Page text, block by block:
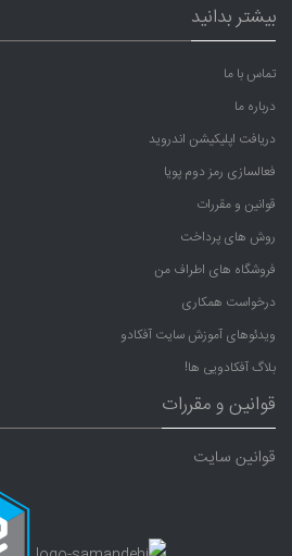
بیشتر بدانید
تماس با ما
درباره ما
دریافت اپلیکیشن اندروید
فعالسازی رمز دوم پویا
قوانین و مقررات
روش های پرداخت
فروشگاه های اطراف من
درخواست همکاری
ویدئوهای آموزش سایت آفکادو
بلاگ آفکادویی ها!
قوانین و مقررات
قوانین سایت